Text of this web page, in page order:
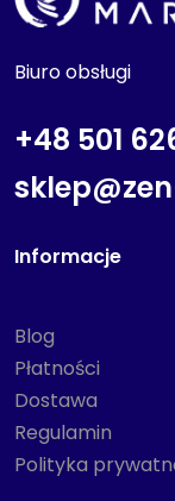
Biuro obsługi
+48 501
Informacje
Blog
Płatności
Dostawa
Regulamin
Polityka